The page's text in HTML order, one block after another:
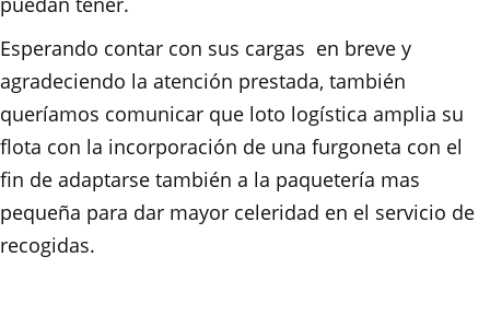
Esperando contar con sus cargas en breve y
agradeciendo la atención prestada, también
queríamos comunicar que loto logística amplia su
flota con la incorporación de una furgoneta con el
fin de adaptarse también a la paquetería mas
pequeña para dar mayor celeridad en el servicio de
recogidas.